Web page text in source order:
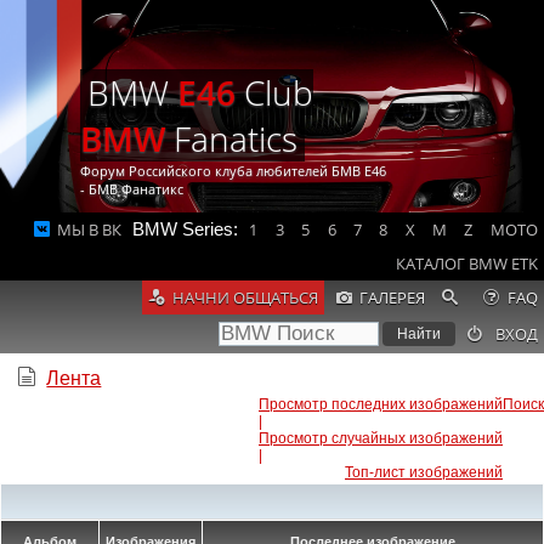
BMWE46Club
BMWFanatics
Форум Российского клуба любителей БМВ Е46
- БМВ Фанатикс
МЫ В ВК BMW Series: 1 3 5 6 7 8 X M Z
MOTO
КАТАЛОГ BMW ETK
НАЧНИ ОБЩАТЬСЯ
ГАЛЕРЕЯ
FAQ
ВХОД
Лента
Просмотр последних изображений
Просмотр случайных изображений
Топ-лист изображений
Поиск